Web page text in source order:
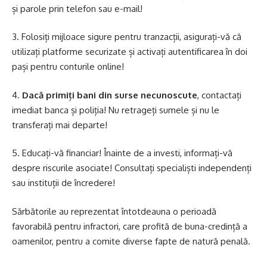
și parole prin telefon sau e-mail!
3. Folosiți mijloace sigure pentru tranzacții, asigurați-vă că
utilizați platforme securizate și activați autentificarea în doi
pași pentru conturile online!
4. Dacă primiți bani din surse necunoscute, contactați
imediat banca și poliția! Nu retrageți sumele și nu le
transferați mai departe!
5. Educați-vă financiar! Înainte de a investi, informați-vă
despre riscurile asociate! Consultați specialiști independenți
sau instituții de încredere!
Sărbătorile au reprezentat întotdeauna o perioadă
favorabilă pentru infractori, care profită de buna-credință a
oamenilor, pentru a comite diverse fapte de natură penală.